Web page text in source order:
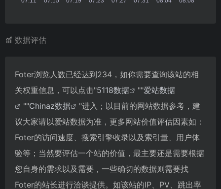
数据评估
Foter浏览人数已经达到234，如你需要查询该站的相
关权重信息，可以点击"5118数据 ""爱站数据
""Chinaz数据
"进入；以目前的网站数据参考，建
议大家请以爱站数据为准，更多网站价值评估因素如：
Foter的访问速度、搜索引擎收录以及索引量、用户体
验等；当然要评估一个站的价值，最主要还是需要根据
您自身的需求以及需要，一些确切的数据则需要找
Foter的站长进行洽谈提供。如该站的IP、PV、跳出率